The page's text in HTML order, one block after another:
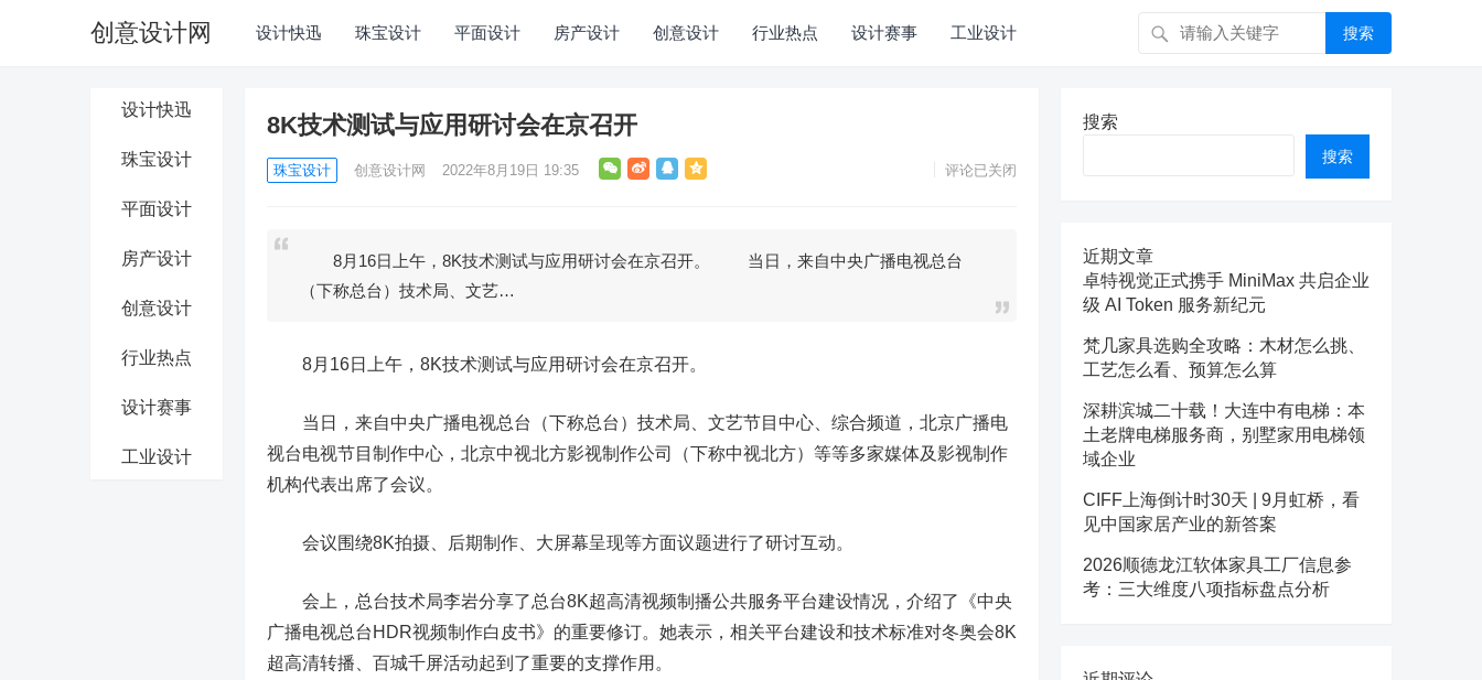
创意设计网 设计快迅 珠宝设计 平面设计 房产设计 创意设计 行业热点 设计赛事 工业设计 搜索
设计快迅
珠宝设计
平面设计
房产设计
创意设计
行业热点
设计赛事
工业设计
8K技术测试与应用研讨会在京召开
珠宝设计 创意设计网 2022年8月19日 19:35 评论已关闭
8月16日上午，8K技术测试与应用研讨会在京召开。 当日，来自中央广播电视总台
（下称总台）技术局、文艺…
8月16日上午，8K技术测试与应用研讨会在京召开。
当日，来自中央广播电视总台（下称总台）技术局、文艺节目中心、综合频道，北京广播电
视台电视节目制作中心，北京中视北方影视制作公司（下称中视北方）等等多家媒体及影视制作
机构代表出席了会议。
会议围绕8K拍摄、后期制作、大屏幕呈现等方面议题进行了研讨互动。
会上，总台技术局李岩分享了总台8K超高清视频制播公共服务平台建设情况，介绍了《中央
广播电视总台HDR视频制作白皮书》的重要修订。她表示，相关平台建设和技术标准对冬奥会8K
超高清转播、百城千屏活动起到了重要的支撑作用。
搜索
搜索
近期文章
卓特视觉正式携手 MiniMax 共启企业
级 AI Token 服务新纪元
梵几家具选购全攻略：木材怎么挑、
工艺怎么看、预算怎么算
深耕滨城二十载！大连中有电梯：本
土老牌电梯服务商，别墅家用电梯领
域企业
CIFF上海倒计时30天 | 9月虹桥，看
见中国家居产业的新答案
2026顺德龙江软体家具工厂信息参
考：三大维度八项指标盘点分析